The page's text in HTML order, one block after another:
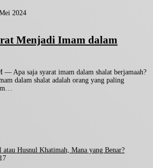
2024
Menjadi Imam dalam
— Apa saja syarat imam dalam shalat berjamaah?
dalam shalat adalah orang yang paling
atau Husnul Khatimah, Mana yang Benar?